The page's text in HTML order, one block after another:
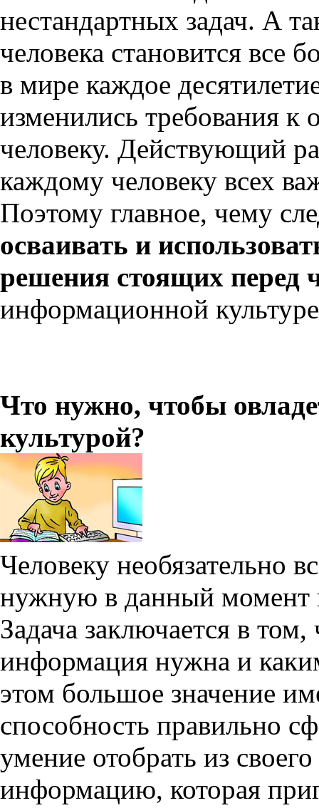
нестандартных задач. А
человека становится все
в мире каждое
изменились требования к
человеку. Действующий
каждому человеку всех
Поэтому главное, чему
осваивать и
решения стоящих перед
информационной
Что нужно, чтобы
культурой?
Человеку необязательно
нужную в данный
Задача заключается в
информация нужна и
этом большое значение
способность правильно
умение отобрать из
информацию, которая